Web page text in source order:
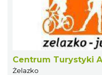
Centrum Turystyki
Żelazko